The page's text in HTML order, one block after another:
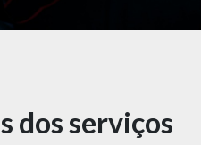
dos serviços